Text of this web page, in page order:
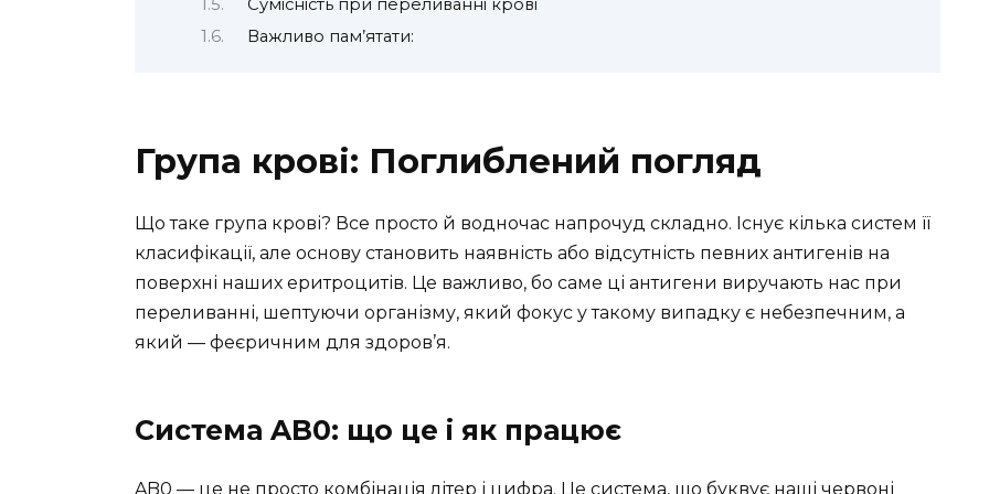
Сумісність при переливанні крові
Важливо пам’ятати:
Група крові: Поглиблений погляд
Що таке група крові? Все просто й водночас напрочуд складно. Існує кілька систем її
класифікації, але основу становить наявність або відсутність певних антигенів на
поверхні наших еритроцитів. Це важливо, бо саме ці антигени виручають нас при
переливанні, шептуючи організму, який фокус у такому випадку є небезпечним, а
який — феєричним для здоров’я.
Система AB0: що це і як працює
AB0 — це не просто комбінація літер і цифра. Це система, що буквує наші червоні